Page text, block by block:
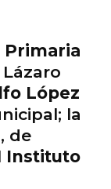
Primaria
López
la
, de
Instituto